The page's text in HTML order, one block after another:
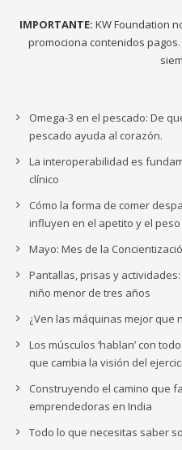
IMPORTANTE: KW Foundation
promociona contenidos
Omega-3 en el pescado: De
pescado ayuda al corazón.
La interoperabilidad es
clínico
Cómo la forma de comer
influyen en el apetito y el peso
Mayo: Mes de la
Pantallas, prisas y
niño menor de tres años
¿Ven las máquinas mejor que
Los músculos ‘hablan’ con
que cambia la visión del
Construyendo el camino que
emprendedoras en India
Todo lo que necesitas saber